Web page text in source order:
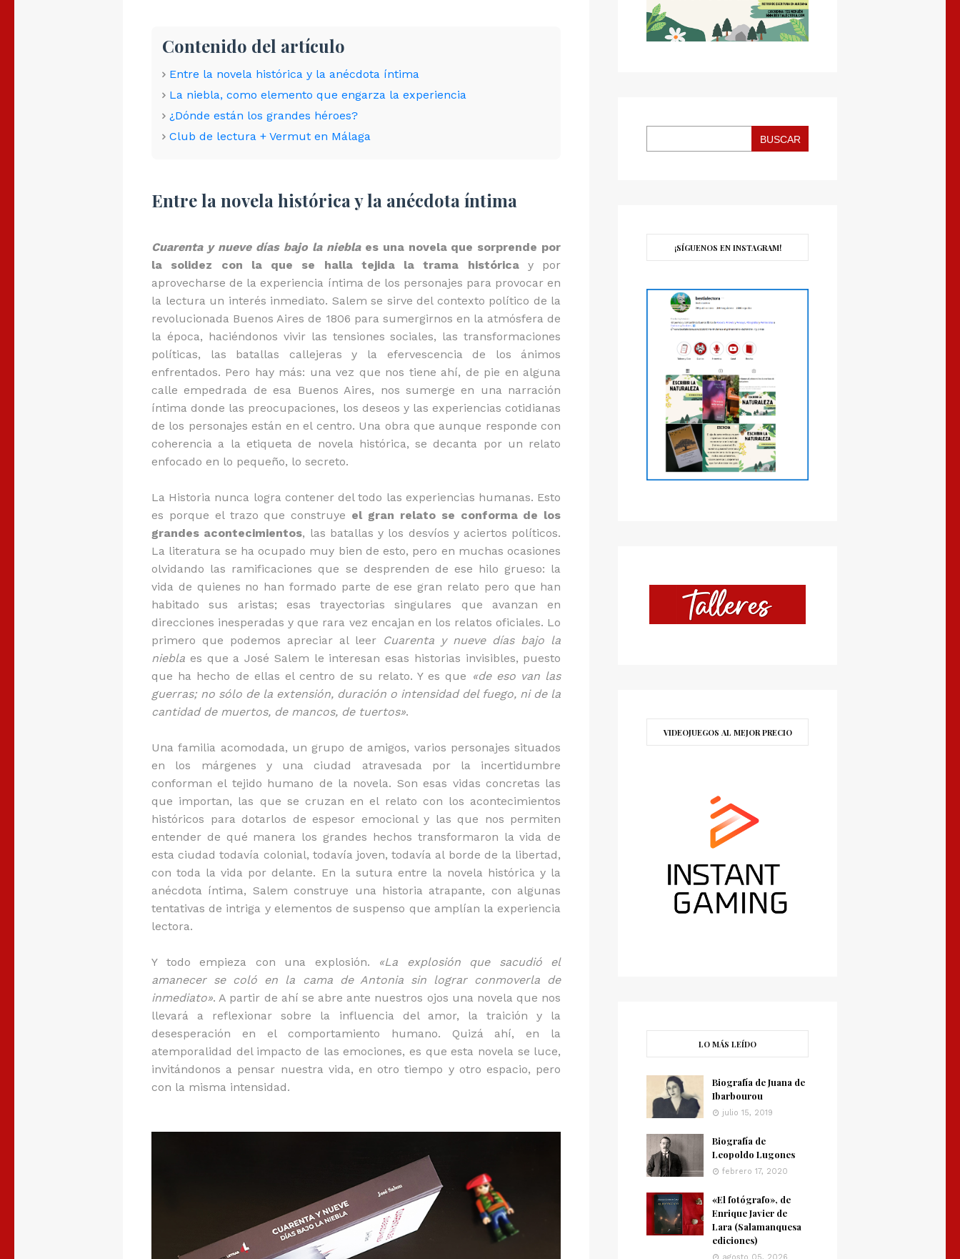
Contenido del artículo
Entre la novela histórica y la anécdota íntima
La niebla, como elemento que engarza la experiencia
¿Dónde están los grandes héroes?
Club de lectura + Vermut en Málaga
Entre la novela histórica y la anécdota íntima
Cuarenta y nueve días bajo la nieblaes una novela que sorprende por
la solidez con la que se halla tejida la trama históricay por
aprovecharse de la experiencia íntima de los personajes para provocar en
la lectura un interés inmediato. Salem se sirve del contexto político de la
revolucionada Buenos Aires de 1806 para sumergirnos en la atmósfera de
la época, haciéndonos vivir las tensiones sociales, las transformaciones
políticas, las batallas callejeras y la efervescencia de los ánimos
enfrentados. Pero hay más: una vez que nos tiene ahí, de pie en alguna
calle empedrada de esa Buenos Aires, nos sumerge en una narración
íntima donde las preocupaciones, los deseos y las experiencias cotidianas
de los personajes están en el centro. Una obra que aunque responde con
coherencia a la etiqueta de novela histórica, se decanta por un relato
enfocado en lo pequeño, lo secreto.
La Historia nunca logra contener del todo las experiencias humanas. Esto
es porque el trazo que construye el gran relato se conforma de los
grandes acontecimientos, las batallas y los desvíos y aciertos políticos.
La literatura se ha ocupado muy bien de esto, pero en muchas ocasiones
olvidando las ramificaciones que se desprenden de ese hilo grueso: la
vida de quienes no han formado parte de ese gran relato pero que han
habitado sus aristas; esas trayectorias singulares que avanzan en
direcciones inesperadas y que rara vez encajan en los relatos oficiales. Lo
primero que podemos apreciar al leer Cuarenta y nueve días bajo la
niebla es que a José Salem le interesan esas historias invisibles, puesto
que ha hecho de ellas el centro de su relato. Y es que «de eso van las
guerras; no sólo de la extensión, duración o intensidad del fuego, ni de la
cantidad de muertos, de mancos, de tuertos».
Una familia acomodada, un grupo de amigos, varios personajes situados
en los márgenes y una ciudad atravesada por la incertidumbre
conforman el tejido humano de la novela. Son esas vidas concretas las
que importan, las que se cruzan en el relato con los acontecimientos
históricos para dotarlos de espesor emocional y las que nos permiten
entender de qué manera los grandes hechos transformaron la vida de
esta ciudad todavía colonial, todavía joven, todavía al borde de la libertad,
con toda la vida por delante. En la sutura entre la novela histórica y la
anécdota íntima, Salem construye una historia atrapante, con algunas
tentativas de intriga y elementos de suspenso que amplían la experiencia
lectora.
Y todo empieza con una explosión. «La explosión que sacudió el
amanecer se coló en la cama de Antonia sin lograr conmoverla de
inmediato». A partir de ahí se abre ante nuestros ojos una novela que nos
llevará a reflexionar sobre la influencia del amor, la traición y la
desesperación en el comportamiento humano. Quizá ahí, en la
atemporalidad del impacto de las emociones, es que esta novela se luce,
invitándonos a pensar nuestra vida, en otro tiempo y otro espacio, pero
con la misma intensidad.
BUSCAR
¡SÍGUENOS EN INSTAGRAM!
VIDEOJUEGOS AL MEJOR PRECIO
LO MÁS LEÍDO
Biografía de Juana de
Ibarbourou
julio 15, 2019
Biografía de
Leopoldo Lugones
febrero 17, 2020
«El fotógrafo», de
Enrique Javier de
Lara (Salamanquesa
ediciones)
agosto 05, 2026